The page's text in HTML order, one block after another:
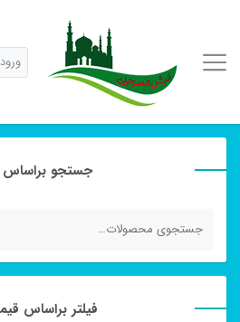
ورود
جستجو براساس
جستجو
فیلتر براساس